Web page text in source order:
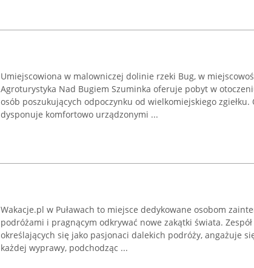
Umiejscowiona w malowniczej dolinie rzeki Bug, w
Agroturystyka Nad Bugiem Szuminka oferuje pobyt w
osób poszukujących odpoczynku od wielkomiejskiego zgiełku.
dysponuje komfortowo urządzonymi ...
Wakacje.pl w Puławach to miejsce dedykowane osobom
podróżami i pragnącym odkrywać nowe zakątki świata.
określających się jako pasjonaci dalekich podróży, angażuje
każdej wyprawy, podchodząc ...